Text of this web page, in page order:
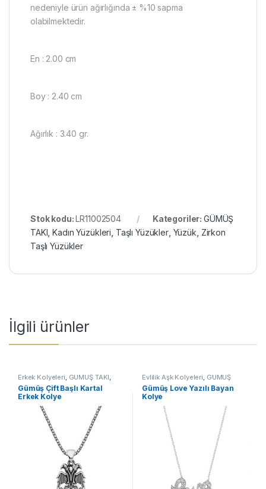
nedeniyle ürün ağırlığında ± %10 sapma
olabilmektedir.
En : 2.00 cm
Boy : 2.40 cm
Ağırlık : 3.40 gr.
Stok kodu:LR11002504 Kategoriler: GÜMÜŞ
TAKI ,Kadın Yüzükleri Taşlı Yüzükler, Yüzük Zirkon
Taşlı Yüzükler
İlgili ürünler
Erkek Kolyeleri, GÜMÜŞ TAKI,
Kartal Kolyeler Kolye
Gümüş Çift Başlı Kartal
Erkek Kolye
Evlilik Aşk Kolyeleri, GÜMÜŞ
TAKI Kadın Kolyeleri ,Kolye
Taşlı Kolyeler
Gümüş Love Yazılı Bayan
Kolye